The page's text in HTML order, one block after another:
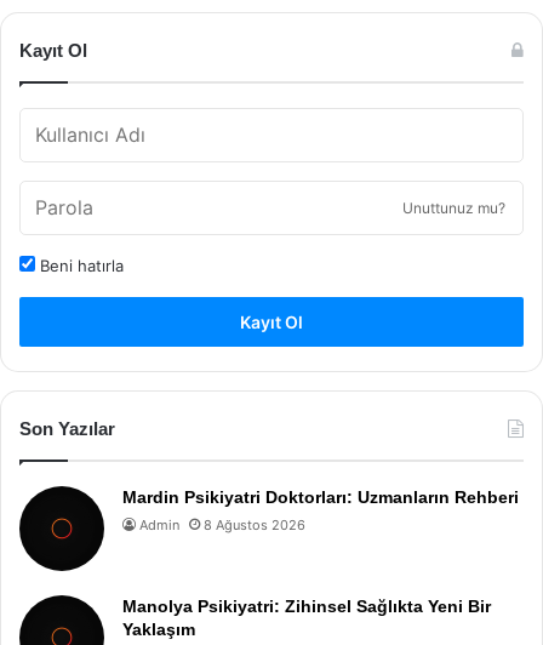
Kayıt Ol
Unuttunuz mu?
Beni hatırla
Kayıt Ol
Son Yazılar
Mardin Psikiyatri Doktorları: Uzmanların Rehberi
Admin 8 Ağustos 2026
Manolya Psikiyatri: Zihinsel Sağlıkta Yeni Bir
Yaklaşım